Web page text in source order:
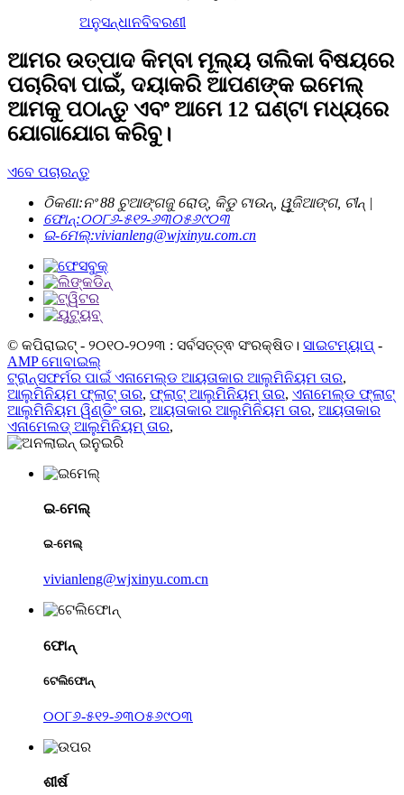
ଅନୁସନ୍ଧାନବିବରଣୀ
ଆମର ଉତ୍ପାଦ କିମ୍ବା ମୂଲ୍ୟ ତାଲିକା ବିଷୟରେ
ପଚାରିବା ପାଇଁ, ଦୟାକରି ଆପଣଙ୍କ ଇମେଲ୍
ଆମକୁ ପଠାନ୍ତୁ ଏବଂ ଆମେ 12 ଘଣ୍ଟା ମଧ୍ୟରେ
ଯୋଗାଯୋଗ କରିବୁ।
ଏବେ ପଚାରନ୍ତୁ
ଠିକଣା:ନଂ 88 ଚୁଆଙ୍ଗଜୁ ରୋଡ୍, କିଡୁ ଟାଉନ୍, ୱୁଜିଆଙ୍ଗ, ଚୀନ୍ |
ଫୋନ୍:୦୦୮୬-୫୧୨-୬୩୦୫୬୯୦୩
ଇ-ମେଲ୍:vivianleng@wjxinyu.com.cn
© କପିରାଇଟ୍ - ୨୦୧୦-୨୦୨୩ : ସର୍ବସତ୍ତ୍ଵ ସଂରକ୍ଷିତ। ସାଇଟମ୍ୟାପ୍ -
AMP ମୋବାଇଲ୍
ଟ୍ରାନ୍ସଫର୍ମର ପାଇଁ ଏନାମେଲ୍ଡ ଆୟତାକାର ଆଲୁମିନିୟମ ତାର,
ଆଲୁମିନିୟମ ଫ୍ଲାଟ୍ ତାର, ଫ୍ଲାଟ୍ ଆଲୁମିନିୟମ୍ ତାର, ଏନାମେଲ୍ଡ ଫ୍ଲାଟ୍
ଆଲୁମିନିୟମ ୱିଣ୍ଡିଂ ତାର, ଆୟତାକାର ଆଲୁମିନିୟମ ତାର, ଆୟତାକାର
ଏନାମେଲଡ୍ ଆଲୁମିନିୟମ୍ ତାର,
ଇ-ମେଲ୍
ଇ-ମେଲ୍
vivianleng@wjxinyu.com.cn
ଫୋନ୍
ଟେଲିଫୋନ୍
୦୦୮୬-୫୧୨-୬୩୦୫୬୯୦୩
ଶୀର୍ଷ